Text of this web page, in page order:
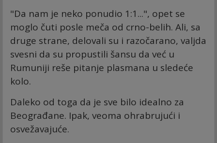
"Da nam je neko ponudio 1:1...", opet se
moglo čuti posle meča od crno-belih. Ali, sa
druge strane, delovali su i razočarano, valjda
svesni da su propustili šansu da već u
Rumuniji reše pitanje plasmana u sledeće
kolo.
Daleko od toga da je sve bilo idealno za
Beograđane. Ipak, veoma ohrabrujući i
osvežavajuće.